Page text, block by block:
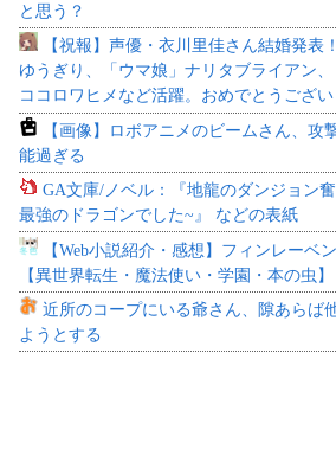
と思う？
【祝報】声優・衣川里佳さん結婚発表
ゆうぎり、「ウマ娘」ナリタブライアン、
ココロワヒメなど活躍。おめでとうござい
【画像】ロボアニメのビームさん、攻
能過ぎる
GA文庫/ノベル：『地龍のダンジョン
最強のドラゴンでした~』 などの表紙
【Web小説紹介・感想】フィンレーベ
【異世界転生・魔法使い・学園・本の虫】
近所のコープにいる爺さん、隙あらば
ようとする